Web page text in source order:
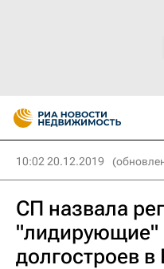
10:02 20.12.2019
СП назвала
"лидирующие"
долгостроев в